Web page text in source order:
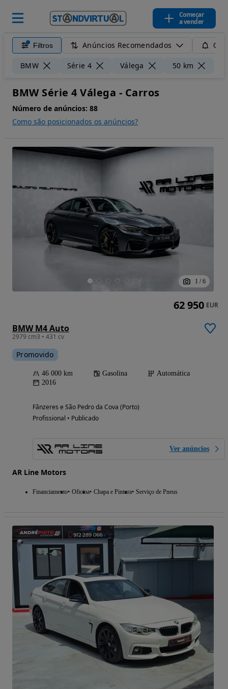
Começar
a vender
Filtros Anúncios Recomendados
BMW Série 4 Válega 50 km
BMW Série 4 Válega - Carros
Número de anúncios: 88
Como são posicionados os anúncios?
1 / 6
BMW M4 Auto
2979 cm3 • 431 cv
Promovido
46 000 km Gasolina
Automática
2016
Fânzeres e São Pedro da Cova (Porto)
Profissional • Publicado
Ver anúncios
AR Line Motors
Financiamento Oficina Chapa e Pintura Serviço de Pneus
62 950 EUR